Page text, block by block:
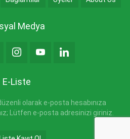
Medya
E-Liste
olarak e-posta hesabınıza
Lütfen e-posta adresinizi giriniz.